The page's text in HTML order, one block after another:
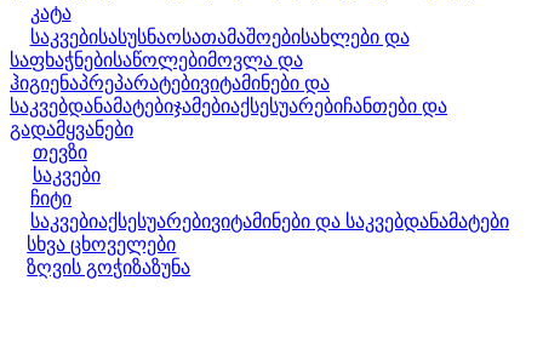
კატა
საკვებისასუსნაოსათამაშოებისახლები და
საფხაჭნებისაწოლებიმოვლა და
ჰიგიენაპრეპარატებივიტამინები და
საკვებდანამატებიჯამებიაქსესუარებიჩანთები და
გადამყვანები
თევზი
საკვები
ჩიტი
საკვებიაქსესუარებივიტამინები და საკვებდანამატები
სხვა ცხოველები
ზღვის გოჭიზაზუნა